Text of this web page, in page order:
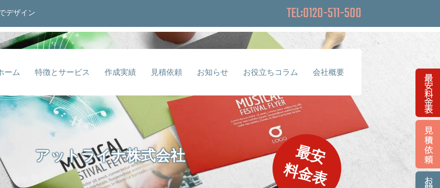
デザイン TEL:0120-511-500
ーム 特徴とサービス 作成実績 見積依頼 お知らせ お役立ちコラム 会社概要
アットライナ株式会社 最安
料金表